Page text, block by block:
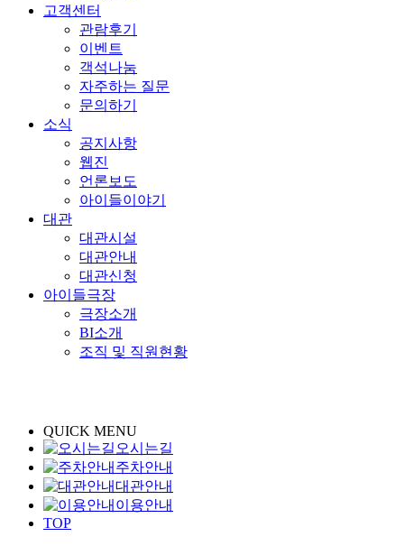
고객센터
관람후기
이벤트
객석나눔
자주하는 질문
문의하기
소식
공지사항
웹진
언론보도
아이들이야기
대관
대관시설
대관안내
대관신청
아이들극장
극장소개
BI소개
조직 및 직원현황
QUICK MENU
오시는길
주차안내
대관안내
이용안내
TOP